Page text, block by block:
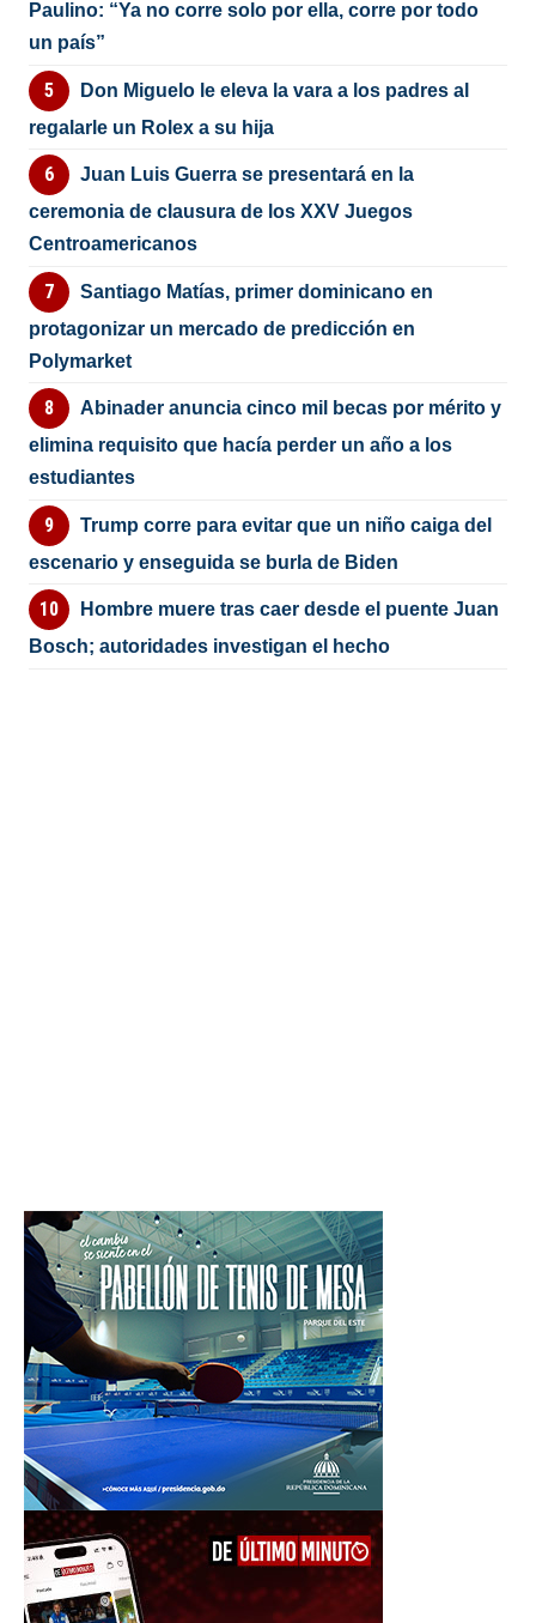
Paulino: “Ya no corre solo por ella, corre por todo
un país”
Don Miguelo le eleva la vara a los padres al
regalarle un Rolex a su hija
Juan Luis Guerra se presentará en la
ceremonia de clausura de los XXV Juegos
Centroamericanos
Santiago Matías, primer dominicano en
protagonizar un mercado de predicción en
Polymarket
Abinader anuncia cinco mil becas por mérito y
elimina requisito que hacía perder un año a los
estudiantes
Trump corre para evitar que un niño caiga del
escenario y enseguida se burla de Biden
Hombre muere tras caer desde el puente Juan
Bosch; autoridades investigan el hecho